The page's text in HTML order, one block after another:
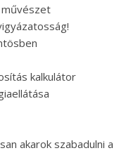
kalkulátor
akarok szabadulni a